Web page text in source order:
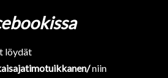
löydät
niin